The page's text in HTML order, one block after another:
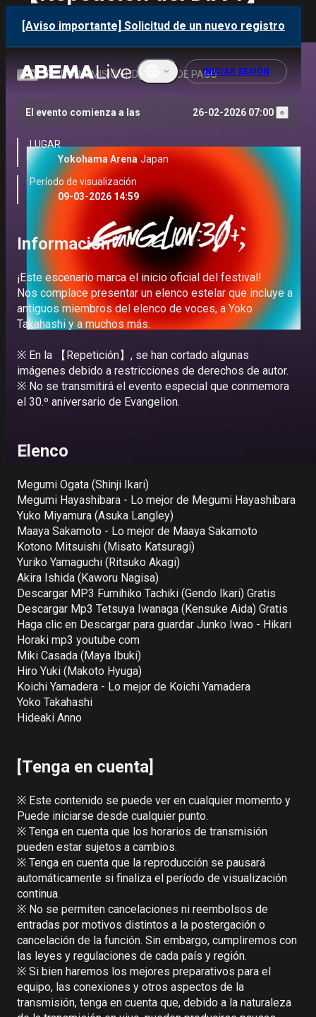
[Aviso importante] Solicitud de un nuevo registro
ภาษาไทย
繁體中文
Bahasa
Indonesi
Français
Deutsch
Italiano
Español
INICIAR SESIÓN
OPENING of 30th
ANNIVERSARY
RETRANSMISIÓN HD OFICIAL DE PAGO
El evento comienza a las 26-02-2026 07:00
LUGAR
Yokohama Arena Japan
Período de visualización
09-03-2026 14:59
Información
¡Este escenario marca el inicio oficial del festival!
Nos complace presentar un elenco estelar que incluye a
antiguos miembros del elenco de voces, a Yoko
Takahashi y a muchos más.
※ En la 【Repetición】, se han cortado algunas
imágenes debido a restricciones de derechos de autor.
※ No se transmitirá el evento especial que conmemora
el 30.º aniversario de Evangelion.
Elenco
Megumi Ogata (Shinji Ikari)
Megumi Hayashibara - Lo mejor de Megumi Hayashibara
Yuko Miyamura (Asuka Langley)
Maaya Sakamoto - Lo mejor de Maaya Sakamoto
Kotono Mitsuishi (Misato Katsuragi)
Yuriko Yamaguchi (Ritsuko Akagi)
Akira Ishida (Kaworu Nagisa)
Descargar MP3 Fumihiko Tachiki (Gendo Ikari) Gratis
Descargar Mp3 Tetsuya Iwanaga (Kensuke Aida) Gratis
Haga clic en Descargar para guardar Junko Iwao - Hikari
Horaki mp3 youtube com
Miki Casada (Maya Ibuki)
Hiro Yuki (Makoto Hyuga)
Koichi Yamadera - Lo mejor de Koichi Yamadera
Yoko Takahashi
Hideaki Anno
[Tenga en cuenta]
※ Este contenido se puede ver en cualquier momento y
Puede iniciarse desde cualquier punto.
※ Tenga en cuenta que los horarios de transmisión
pueden estar sujetos a cambios.
※ Tenga en cuenta que la reproducción se pausará
automáticamente si finaliza el período de visualización
continua.
※ No se permiten cancelaciones ni reembolsos de
entradas por motivos distintos a la postergación o
cancelación de la función. Sin embargo, cumpliremos con
las leyes y regulaciones de cada país y región.
※ Si bien haremos los mejores preparativos para el
equipo, las conexiones y otros aspectos de la
transmisión, tenga en cuenta que, debido a la naturaleza